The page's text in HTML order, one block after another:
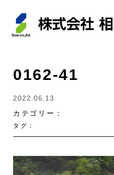
0162-41
2022.06.13
カテゴリー：
タグ：